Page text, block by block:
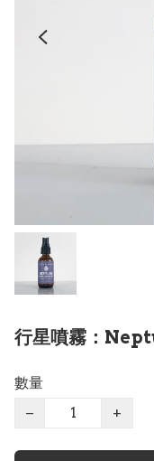
行星噴霧：
數量
−
+